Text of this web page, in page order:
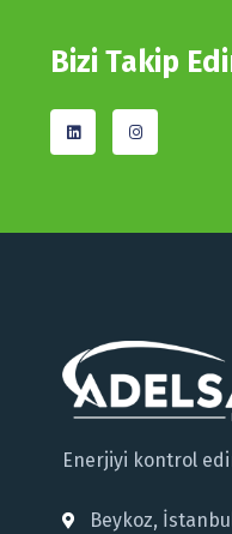
Bizi Takip
Enerjiyi kontrol
Beykoz,